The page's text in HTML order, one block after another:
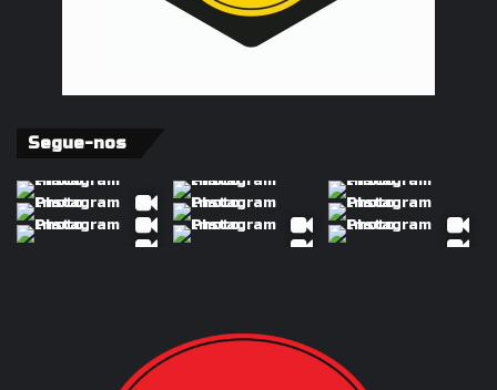
Segue-nos